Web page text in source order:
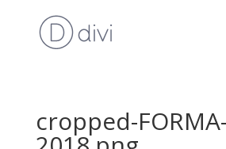
cropped-